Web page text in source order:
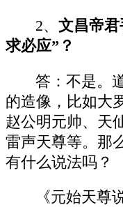
2、文昌帝
求必应”？
答：不是。
的造像，比如大
赵公明元帅、天
雷声天尊等。那
有什么说法吗？
《元始天尊